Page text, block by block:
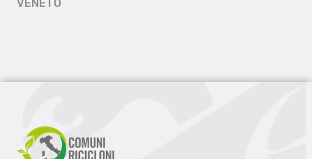
VENETO